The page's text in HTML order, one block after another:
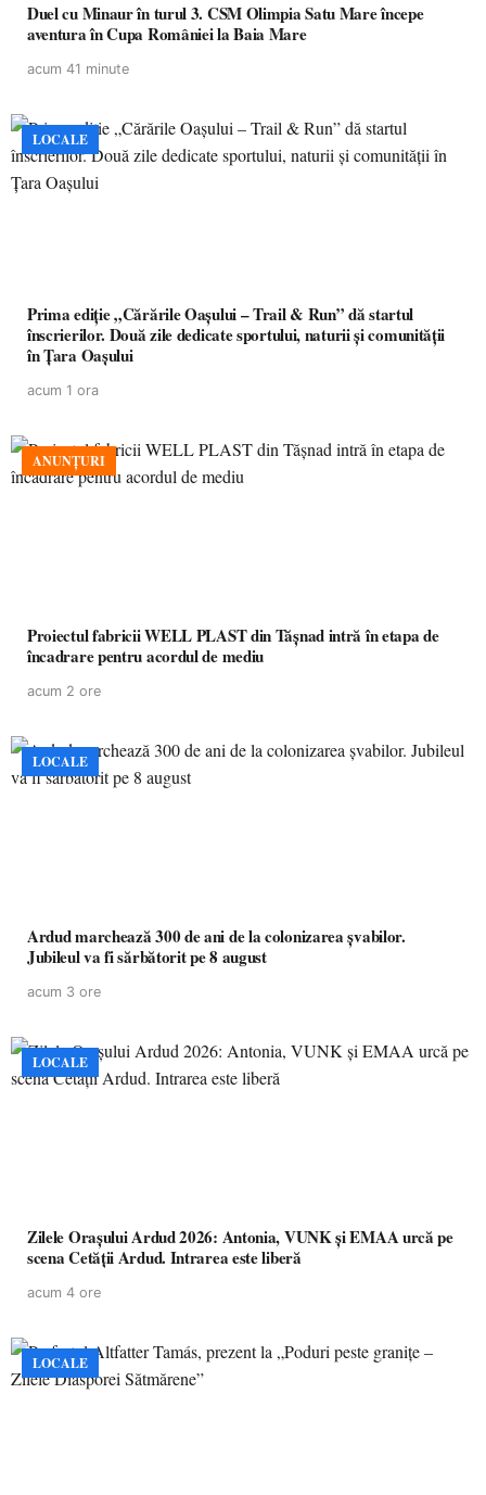
Duel cu Minaur în turul 3. CSM Olimpia Satu Mare începe
aventura în Cupa României la Baia Mare
acum 41 minute
LOCALE
Prima ediție „Cărările Oașului – Trail & Run” dă startul
înscrierilor. Două zile dedicate sportului, naturii și comunității
în Țara Oașului
acum 1 ora
ANUNȚURI
Proiectul fabricii WELL PLAST din Tășnad intră în etapa de
încadrare pentru acordul de mediu
acum 2 ore
LOCALE
Ardud marchează 300 de ani de la colonizarea șvabilor.
Jubileul va fi sărbătorit pe 8 august
acum 3 ore
LOCALE
Zilele Orașului Ardud 2026: Antonia, VUNK și EMAA urcă pe
scena Cetății Ardud. Intrarea este liberă
acum 4 ore
LOCALE